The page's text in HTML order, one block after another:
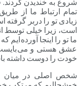
شروع به خندیدن کردند.
تمام ارتباط ما از
زیادی تو را دربر گرفته
است، زیرا خیلی توسط
ما تو را اینجا آورده
عشق هستی و می بایست
خودت را دوست داشته
شخص اصلی در میان